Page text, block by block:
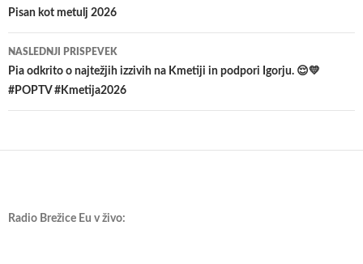
po
prispevkih
Pisan kot metulj 2026
NASLEDNJI PRISPEVEK
Pia odkrito o najtežjih izzivih na Kmetiji in podpori Igorju. 😌💛
#POPTV #Kmetija2026
Radio Brežice Eu v živo: